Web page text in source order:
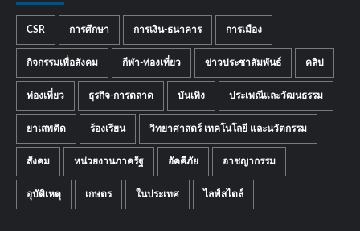
CSR การศึกษา การเงิน-ธนาคาร การเมือง
กิจกรรมเพื่อสังคม กีฬา-ท่องเที่ยว ข่าวประชาสัมพันธ์ คลิป
ท่องเที่ยว ธุรกิจ-การตลาด บันเทิง ประเพณีและวัฒนธรรม
ยาเสพติด ร้องเรียน วิทยาศาสตร์ เทคโนโลยี และนวัตกรรม
สังคม หน่วยงานภาครัฐ อัคคีภัย อาชญากรรม
อุบัติเหตุ เกษตร ในประเทศ ไลฟ์สไตล์